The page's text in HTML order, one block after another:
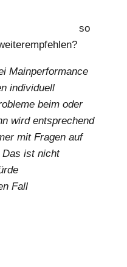
so
Mainperformance
individuell
beim oder
wird entsprechend
mit Fragen auf
Das ist nicht
Fall